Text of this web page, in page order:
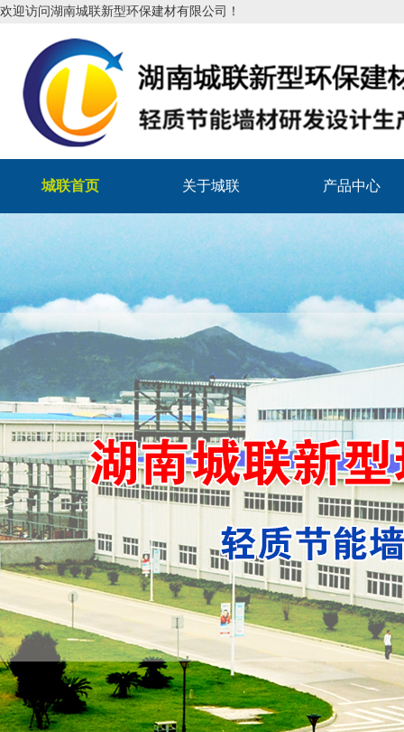
欢迎访问湖南城联新型环保建材有限公司！
城联首页 关于城联 产品中心